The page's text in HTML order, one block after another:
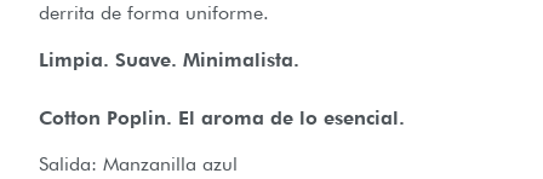
derrita de forma uniforme.
Limpia. Suave. Minimalista.
Cotton Poplin. El aroma de lo esencial.
Salida: Manzanilla azul